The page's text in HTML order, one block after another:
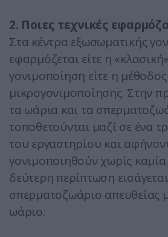
2. Ποιες τεχνικές
Στα κέντρα εξωσωματικής
εφαρμόζεται είτε η
γονιμοποίηση είτε η
μικρογονιμοποίησης. Στην
τα ωάρια και τα
τοποθετούνται μαζί σε ένα
του εργαστηρίου και
γονιμοποιηθούν χωρίς
δεύτερη περίπτωση
σπερματοζωάριο απευθείας
ωάριο.